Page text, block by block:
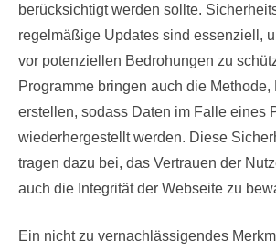
berücksichtigt werden sollte.
regelmäßige Updates sind essenziell,
vor potenziellen Bedrohungen zu
Programme bringen auch die Methode,
erstellen, sodass Daten im Falle eines
wiederhergestellt werden. Diese
tragen dazu bei, das Vertrauen der
auch die Integrität der Webseite zu
Ein nicht zu vernachlässigendes